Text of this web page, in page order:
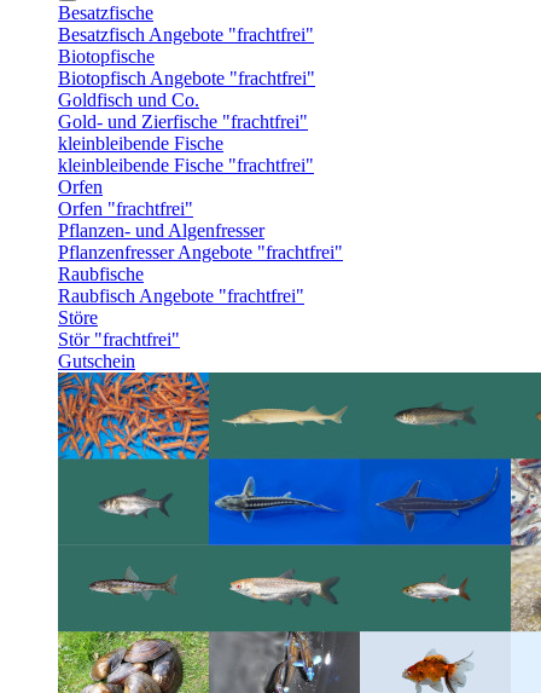
Besatzfische
Besatzfisch Angebote "frachtfrei"
Biotopfische
Biotopfisch Angebote "frachtfrei"
Goldfisch und Co.
Gold- und Zierfische "frachtfrei"
kleinbleibende Fische
kleinbleibende Fische "frachtfrei"
Orfen
Orfen "frachtfrei"
Pflanzen- und Algenfresser
Pflanzenfresser Angebote "frachtfrei"
Raubfische
Raubfisch Angebote "frachtfrei"
Störe
Stör "frachtfrei"
Gutschein